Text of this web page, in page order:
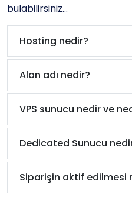
bulabilirsiniz...
Hosting nedir?
Alan adı nedir?
VPS sunucu nedir ve
Dedicated Sunucu
Siparişin aktif edilmesi